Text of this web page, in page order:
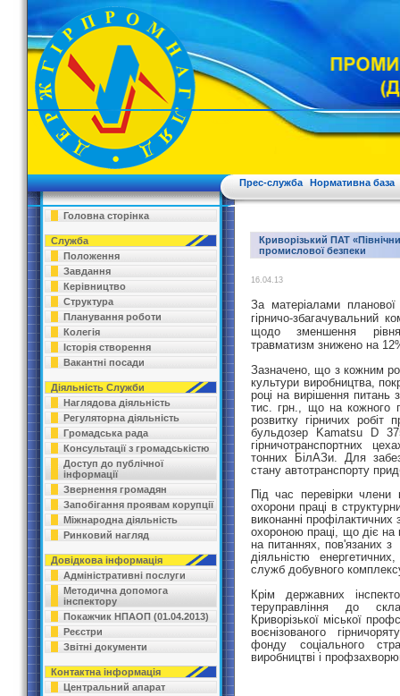
Прес-служба Нормативна база
Головна сторінка
Служба
Положення
Завдання
Керівництво
Структура
Планування роботи
Колегія
Історія створення
Вакантні посади
Діяльність Служби
Наглядова діяльність
Регуляторна діяльність
Громадська рада
Консультації з громадськістю
Доступ до публічної
інформації
Звернення громадян
Запобігання проявам корупції
Міжнародна діяльність
Ринковий нагляд
Довідкова інформація
Адміністративні послуги
Методична допомога
інспектору
Покажчик НПАОП (01.04.2013)
Реєстри
Звітні документи
Контактна інформація
Центральний апарат
Криворізький ПАТ
промислової безпеки
16.04.13
За матеріалами планової
гірничо-збагачувальний
щодо зменшення
травматизм знижено на
Зазначено, що з кожним
культури виробництва,
році на вирішення питаньз
тис. грн., що на кожного
розвитку гірничих
бульдозер Kamatsu D
гірничотранспортних
тонних БілАЗи. Для
стану автотранспорту
Під час перевірки члени
охорони праці в
виконанні профілактичних
охороною праці, що діє на
на питаннях, пов'язаних
діяльністю
служб добувного
Крім державних
теруправління до
Криворізької міської
воєнізованого
фонду соціального
виробництві і